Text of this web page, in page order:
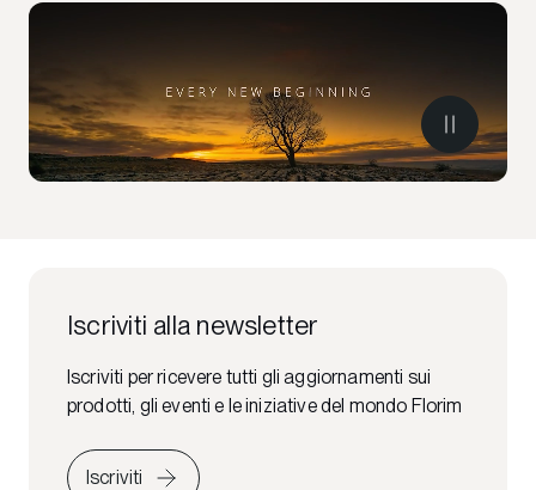
Iscriviti alla newsletter
Iscriviti per ricevere tutti gli aggiornamenti sui
prodotti, gli eventi e le iniziative del mondo Florim
Iscriviti